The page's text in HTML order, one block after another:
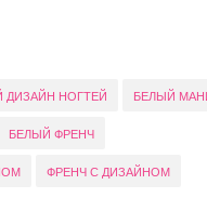
ДИЗАЙН НОГТЕЙ БЕЛЫЙ
БЕЛЫЙ ФРЕНЧ
ФРЕНЧ С ДИЗАЙНОМ